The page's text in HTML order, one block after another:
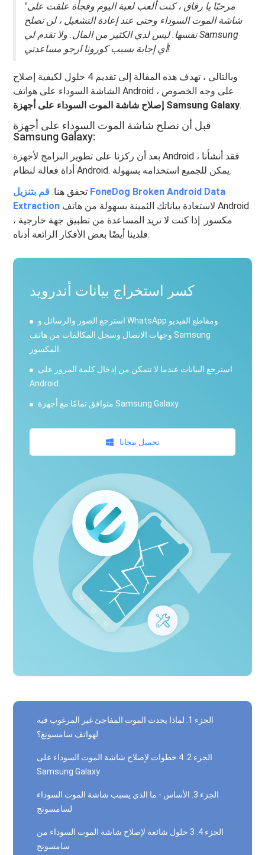
"مرحبًا يا رفاق ، كنت ألعب لعبة اليوم وفجأة علقت على
شاشة الموت السوداء وحتى عند إعادة التشغيل ، لن تصلح
نفسها. ليس لدي الكثير من المال. ولا تقدم لي Samsung
أي إجابة بسبب كورونا ارجو مساعدتي!
وبالتالي ، تهدف هذه المقالة إلى تقديم 4 حلول لكيفية إصلاح
الشاشة السوداء على هواتف Android ، على وجه الخصوص
إصلاح شاشة الموت السوداء على أجهزة Samsung Galaxy.
قبل أن نصلح شاشة الموت السوداء على أجهزة
Samsung Galaxy:
بعد أن ركزنا على تطوير البرامج لأجهزة Android ، فقد أنشأنا
أداة فعالة لنظام Android. يمكن للجميع استخدامه بسهولة.
تحقق هنا: قم بتنزيل FoneDog Broken Android Data
Extraction
مكسور. إذا كنت لا تريد المساعدة من تطبيق جهة خارجية ،
فلدينا أيضًا بعض الأفكار الرائعة أدناه.
كسر استخراج بيانات أندرويد
استرجع الصور والرسائل و WhatsApp ومقاطع الفيديو
وجهات الاتصال وسجل المكالمات من هاتف Samsung
استرجع البيانات عندما لا تتمكن من إدخال كلمة المرور على
Android.
متوافق تمامًا مع أجهزة Samsung Galaxy.
تحميل مجانا
الجزء 1. لماذا يحدث الموت المفاجئ غير المرغوب فيه
لهواتف سامسونغ؟
الجزء 2. 4 خطوات لإصلاح شاشة الموت السوداء على
Samsung Galaxy
الجزء 3. الأساس - ما الذي يسبب شاشة الموت السوداء
لسامسونج
الجزء 4. 3 حلول شائعة لإصلاح شاشة الموت السوداء من
سامسونج